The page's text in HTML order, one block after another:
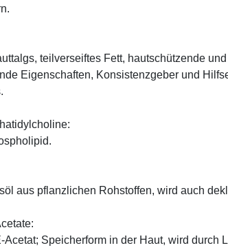
teilverseiftes Fett, hautschützende und
Eigenschaften, Konsistenzgeber und
aus pflanzlichen Rohstoffen, wird auch
Acetat; Speicherform in der Haut, wird durch